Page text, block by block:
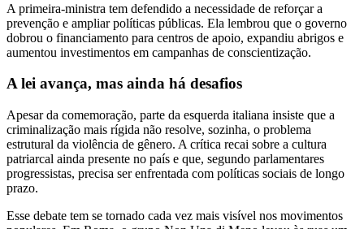
A primeira-ministra tem defendido a necessidade de reforçar a
prevenção e ampliar políticas públicas. Ela lembrou que o governo
dobrou o financiamento para centros de apoio, expandiu abrigos e
aumentou investimentos em campanhas de conscientização.
A lei avança, mas ainda há desafios
Apesar da comemoração, parte da esquerda italiana insiste que a
criminalização mais rígida não resolve, sozinha, o problema
estrutural da violência de gênero. A crítica recai sobre a cultura
patriarcal ainda presente no país e que, segundo parlamentares
progressistas, precisa ser enfrentada com políticas sociais de longo
prazo.
Esse debate tem se tornado cada vez mais visível nos movimentos